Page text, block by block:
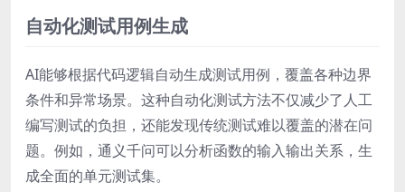
自动化测试用例生成
AI能够根据代码逻辑自动生成测试用例，覆盖各种边界
条件和异常场景。这种自动化测试方法不仅减少了人工
编写测试的负担，还能发现传统测试难以覆盖的潜在问
题。例如，通义千问可以分析函数的输入输出关系，生
成全面的单元测试集。